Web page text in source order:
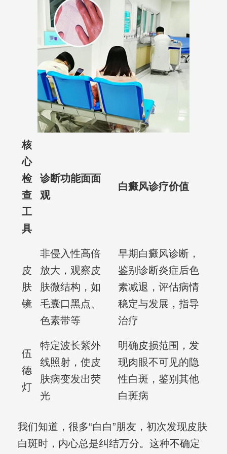
核
心
检
查
工
具
诊断功能面面
观
白癜风诊疗价值
皮
肤
镜
非侵入性高倍
放大，观察皮
肤微结构，如
毛囊口黑点、
色素带等
早期白癜风诊断，
鉴别诊断炎症后色
素减退，评估病情
稳定与发展，指导
治疗
伍
德
灯
特定波长紫外
线照射，使皮
肤病变发出荧
光
明确皮损范围，发
现肉眼不可见的隐
性白斑，鉴别其他
白斑病
我们知道，很多“白白”朋友，初次发现皮肤
白斑时，内心总是纠结万分。这种不确定